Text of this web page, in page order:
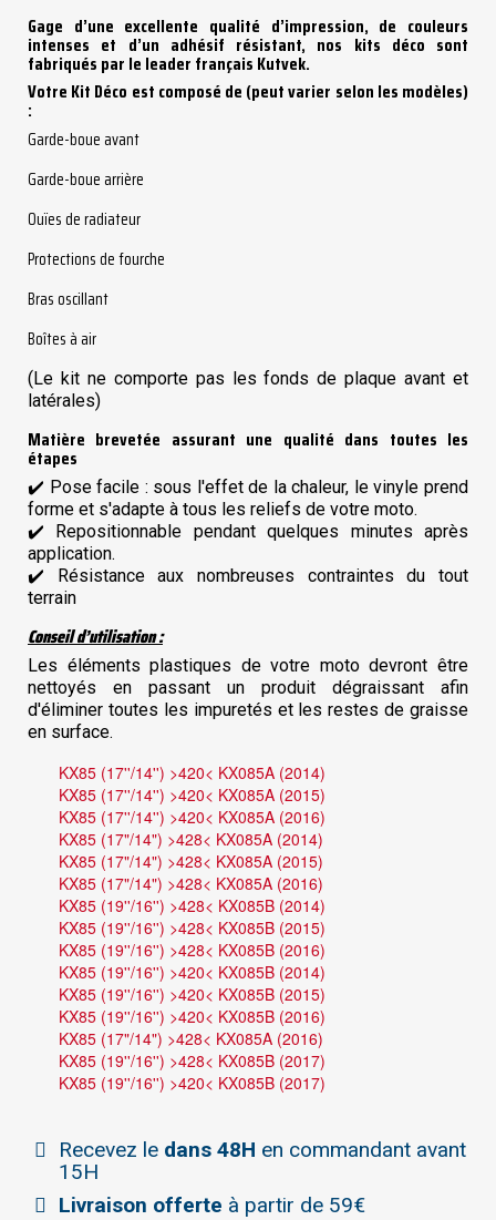
Gage d’une excellente qualité d’impression, de couleurs
intenses et d’un adhésif résistant, nos kits déco sont
fabriqués par le leader français Kutvek.
Votre Kit Déco est composé de (peut varier selon les modèles)
:
Garde-boue avant
Garde-boue arrière
Ouïes de radiateur
Protections de fourche
Bras oscillant
Boîtes à air
(Le kit ne comporte pas les fonds de plaque avant et
latérales)
Matière brevetée assurant une qualité dans toutes les
étapes
✔️ Pose facile : sous l'effet de la chaleur, le vinyle prend
forme et s'adapte à tous les reliefs de votre moto.
✔️ Repositionnable pendant quelques minutes après
application.
✔️ Résistance aux nombreuses contraintes du tout
terrain
Conseil d’utilisation :
Les éléments plastiques de votre moto devront être
nettoyés en passant un produit dégraissant afin
d'éliminer toutes les impuretés et les restes de graisse
en surface.
KX85 (17''/14'') >420< KX085A (2014)
KX85 (17''/14'') >420< KX085A (2015)
KX85 (17''/14'') >420< KX085A (2016)
KX85 (17"/14") >428< KX085A (2014)
KX85 (17"/14") >428< KX085A (2015)
KX85 (17"/14") >428< KX085A (2016)
KX85 (19''/16'') >428< KX085B (2014)
KX85 (19''/16'') >428< KX085B (2015)
KX85 (19''/16'') >428< KX085B (2016)
KX85 (19''/16'') >420< KX085B (2014)
KX85 (19''/16'') >420< KX085B (2015)
KX85 (19''/16'') >420< KX085B (2016)
KX85 (17"/14") >428< KX085A (2016)
KX85 (19''/16'') >428< KX085B (2017)
KX85 (19''/16'') >420< KX085B (2017)
Recevez le dans 48H en commandant avant
15H
Livraison offerte à partir de 59€